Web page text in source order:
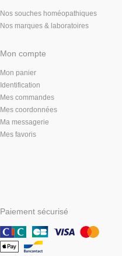
Nos souches homéopathiques
Nos marques & laboratoires
Mon compte
Mon panier
Identification
Mes commandes
Mes coordonnées
Ma messagerie
Mes favoris
Paiement sécurisé